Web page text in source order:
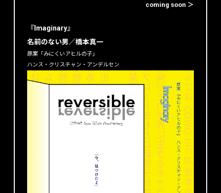
coming soon ＞
『Imaginary』
名前のない男／橋本真一
原案「みにくいアヒルの子」
ハンス・クリスチャン・アンデルセン